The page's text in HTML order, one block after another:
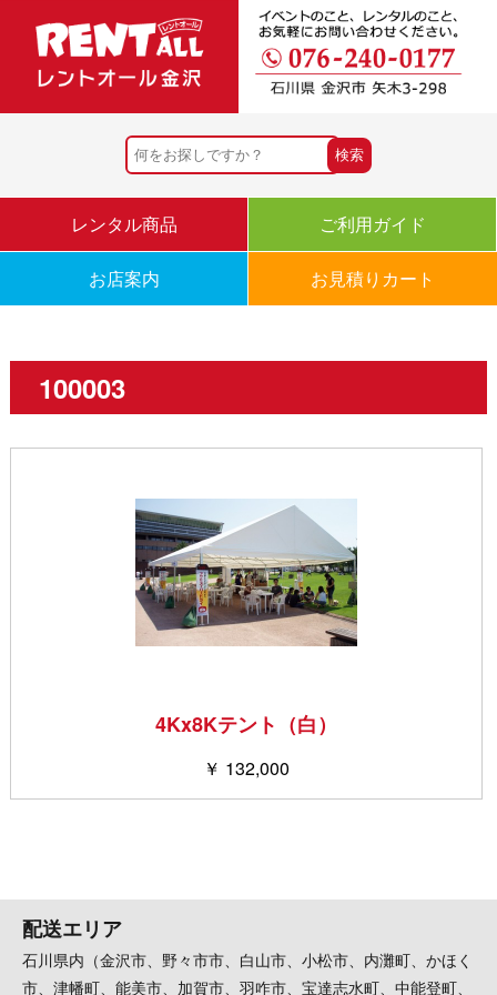
レンタル商品 ご利用ガイド
お店案内 お見積りカート
100003
4Kx8Kテント（白）
￥ 132,000
配送エリア
石川県内（金沢市、野々市市、白山市、小松市、内灘町、かほく
市、津幡町、能美市、加賀市、羽咋市、宝達志水町、中能登町、